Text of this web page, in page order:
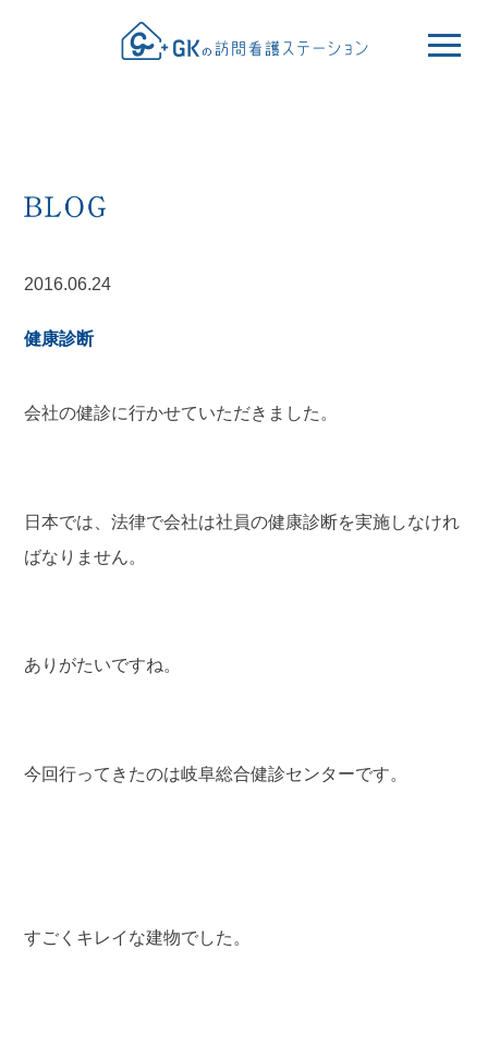
2016.06.24
健康診断
会社の健診に行かせていただきました。
日本では、法律で会社は社員の健康診断を実施しなけれ
ばなりません。
ありがたいですね。
今回行ってきたのは岐阜総合健診センターです。
すごくキレイな建物でした。